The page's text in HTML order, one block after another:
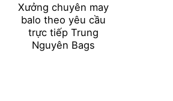
Xưởng chuyên may
balo theo yêu cầu
trực tiếp Trung
Nguyên Bags